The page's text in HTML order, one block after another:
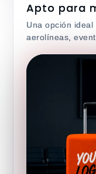
Apto para
Una opción ideal
aerolíneas,